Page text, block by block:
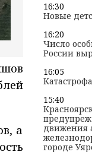
а
16:30
Новые
16:20
Число
России
16:05
15:40
движения
городе